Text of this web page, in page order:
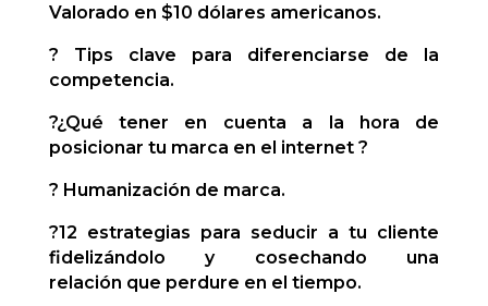
Valorado en $10 dólares americanos.
? Tips clave para diferenciarse de la
competencia.
?¿Qué tener en cuenta a la hora de
posicionar tu marca en el internet ?
? Humanización de marca.
?12 estrategias para seducir a tu cliente
fidelizándolo y cosechando una
relación que perdure en el tiempo.